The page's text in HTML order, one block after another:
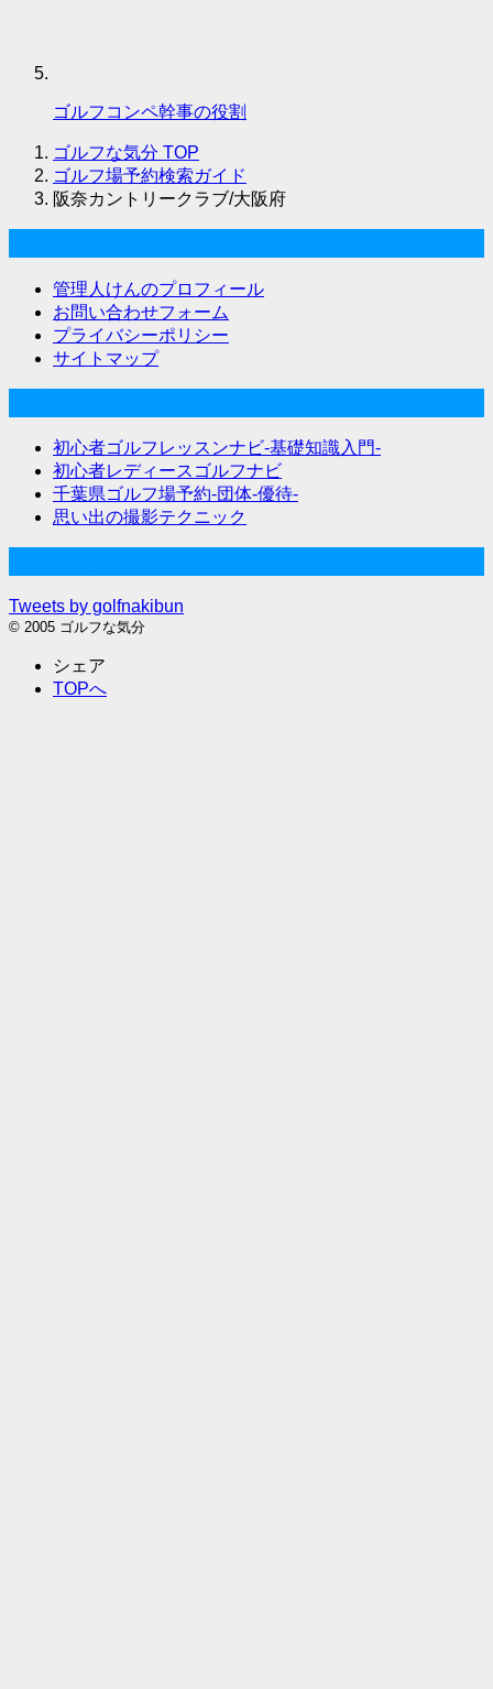
ゴルフコンペ幹事の役割
ゴルフな気分 TOP
ゴルフ場予約検索ガイド
阪奈カントリークラブ/大阪府
管理人けんのプロフィール
お問い合わせフォーム
プライバシーポリシー
サイトマップ
初心者ゴルフレッスンナビ-基礎知識入門-
初心者レディースゴルフナビ
千葉県ゴルフ場予約-団体-優待-
思い出の撮影テクニック
Tweets by golfnakibun
© 2005 ゴルフな気分
シェア
TOPへ